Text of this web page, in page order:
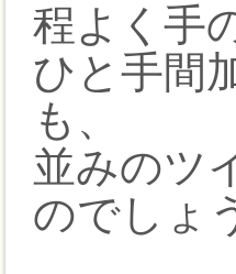
程よく手
ひと手間
も、
並みのツ
のでしょ